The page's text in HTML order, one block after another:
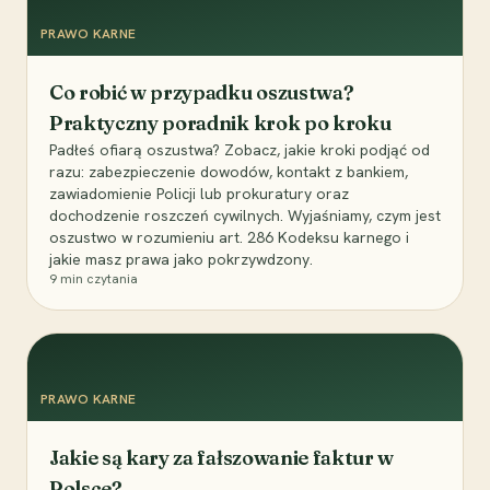
PRAWO KARNE
Co robić w przypadku oszustwa?
Praktyczny poradnik krok po kroku
Padłeś ofiarą oszustwa? Zobacz, jakie kroki podjąć od
razu: zabezpieczenie dowodów, kontakt z bankiem,
zawiadomienie Policji lub prokuratury oraz
dochodzenie roszczeń cywilnych. Wyjaśniamy, czym jest
oszustwo w rozumieniu art. 286 Kodeksu karnego i
jakie masz prawa jako pokrzywdzony.
9 min czytania
PRAWO KARNE
Jakie są kary za fałszowanie faktur w